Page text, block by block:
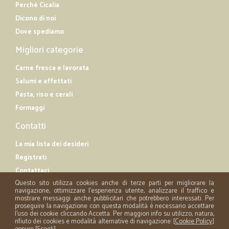
Perché Cicalia
Dicono di noi
Dove spediamo
Migliori categorie
Carne fresca e lavorata
Salumi e affettati
Pasta, riso e cerali
Formaggi
Contatti
La mia lista dei desideri
Registrati
Contattaci
Questo sito utilizza cookies anche di terze parti per migliorare la
navigazione, ottimizzare l'esperienza utente, analizzare il traffico e
mostrare messaggi anche pubblicitari che potrebbero interessati. Per
proseguire la navigazione con questa modalità è necessario accettare
l'uso dei cookie cliccando Accetta. Per maggiori info su utilizzo, natura,
rifiuto dei cookies e modalità alternative di navigazione: [Cookie Policy]